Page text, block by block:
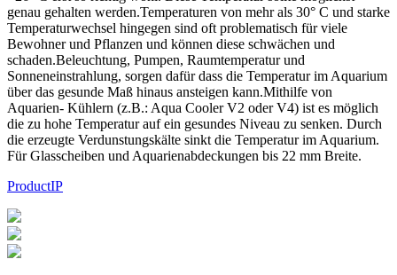
genau gehalten werden.Temperaturen von mehr als 30° C und starke
Temperaturwechsel hingegen sind oft problematisch für viele
Bewohner und Pflanzen und können diese schwächen und
schaden.Beleuchtung, Pumpen, Raumtemperatur und
Sonneneinstrahlung, sorgen dafür dass die Temperatur im Aquarium
über das gesunde Maß hinaus ansteigen kann.Mithilfe von
Aquarien- Kühlern (z.B.: Aqua Cooler V2 oder V4) ist es möglich
die zu hohe Temperatur auf ein gesundes Niveau zu senken. Durch
die erzeugte Verdunstungskälte sinkt die Temperatur im Aquarium.
Für Glasscheiben und Aquarienabdeckungen bis 22 mm Breite.
ProductIP